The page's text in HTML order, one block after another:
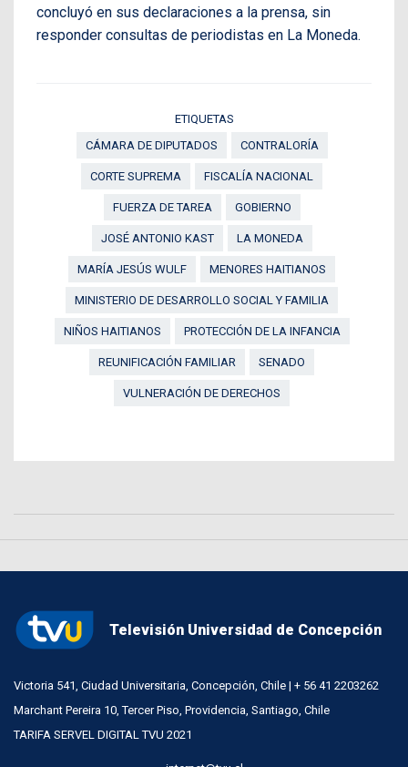
concluyó en sus declaraciones a la prensa, sin
responder consultas de periodistas en La Moneda.
ETIQUETAS
CÁMARA DE DIPUTADOS
CONTRALORÍA
CORTE SUPREMA FISCALÍA NACIONAL
FUERZA DE TAREA GOBIERNO
JOSÉ ANTONIO KAST LA MONEDA
MARÍA JESÚS WULF MENORES HAITIANOS
MINISTERIO DE DESARROLLO SOCIAL Y FAMILIA
NIÑOS HAITIANOS PROTECCIÓN DE LA INFANCIA
REUNIFICACIÓN FAMILIAR SENADO
VULNERACIÓN DE DERECHOS
Televisión Universidad de Concepción
Victoria 541, Ciudad Universitaria, Concepción, Chile | + 56 41 2203262
Marchant Pereira 10, Tercer Piso, Providencia, Santiago, Chile
TARIFA SERVEL DIGITAL TVU 2021